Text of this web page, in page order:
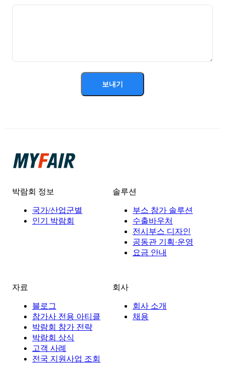
보내기
박람회 정보
국가/산업군별
인기 박람회
솔루션
부스 참가 솔루션
수출바우처
전시부스 디자인
공동관 기획·운영
요금 안내
자료
블로그
참가사 전용 아티클
박람회 참가 전략
박람회 상식
고객 사례
전국 지원사업 조회
회사
회사 소개
채용